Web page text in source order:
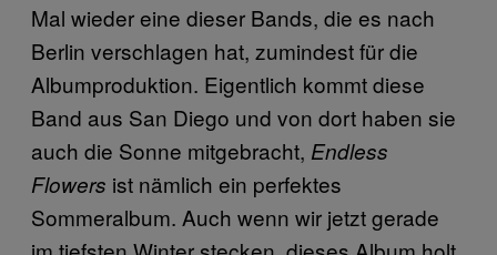
Mal wieder eine dieser Bands, die es nach
Berlin verschlagen hat, zumindest für die
Albumproduktion. Eigentlich kommt diese
Band aus San Diego und von dort haben sie
auch die Sonne mitgebracht, Endless
Flowers ist nämlich ein perfektes
Sommeralbum. Auch wenn wir jetzt gerade